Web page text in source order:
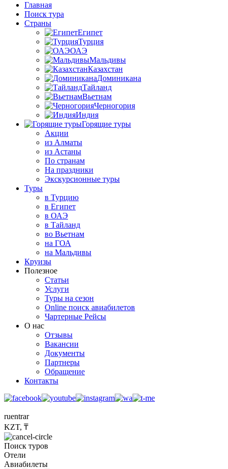
Главная
Поиск тура
Страны
Египет
Турция
ОАЭ
Мальдивы
Казахстан
Доминикана
Тайланд
Вьетнам
Черногория
Индия
Горящие туры
Акции
из Алматы
из Астаны
По странам
На праздники
Экскурсионные туры
Туры
в Турцию
в Египет
в ОАЭ
в Тайланд
во Вьетнам
на ГОА
на Мальдивы
Круизы
Полезное
Статьи
Услуги
Туры на сезон
Online поиск авиабилетов
Чартерные Рейсы
О нас
Отзывы
Вакансии
Документы
Партнеры
Обращение
Контакты
ruentrar
KZT, ₸
Поиск туров
Отели
Авиабилеты